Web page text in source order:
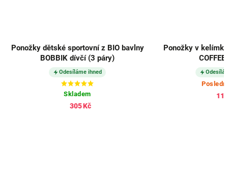
Ponožky dětské sportovní z BIO bavlny
BOBBIK dívčí (3 páry)
Odesíláme ihned
Skladem
305 Kč
Ponožky v